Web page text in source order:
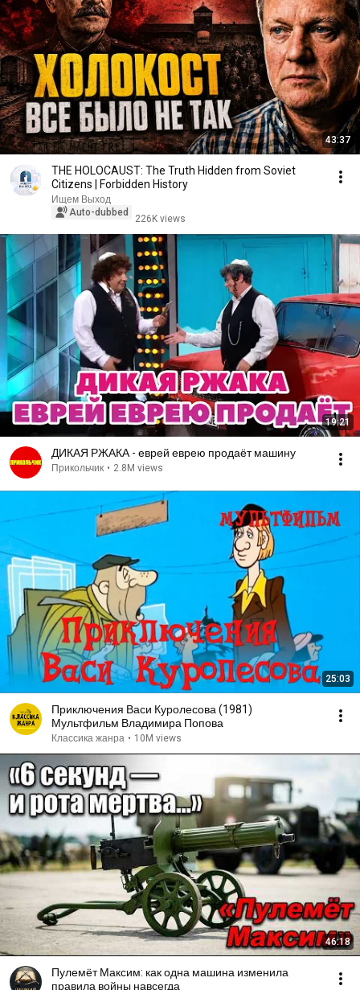
43:37
THE HOLOCAUST: The Truth Hidden from Soviet
Citizens | Forbidden History
Ищем Выход
Auto-dubbed
226K views
19:21
ДИКАЯ РЖАКА - еврей еврею продаёт машину
Прикольчик • 2.8M views
25:03
Приключения Васи Куролесова (1981)
Мультфильм Владимира Попова
Классика жанра • 10M views
46:18
Пулемёт Максим: как одна машина изменила
правила войны навсегда